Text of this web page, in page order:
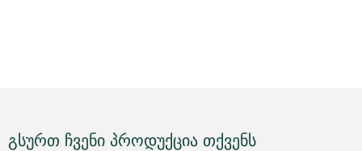
გსურთ ჩვენი პროდუქცია თქვენს